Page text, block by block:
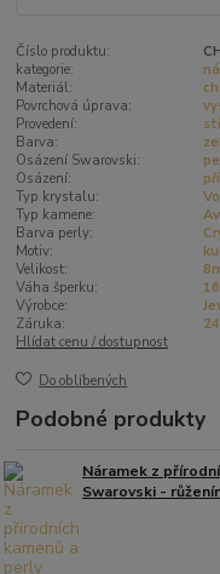
Číslo produktu:
kategorie:
Materiál:
Povrchová úprava:
Provedení:
Barva:
Osázení Swarovski:
Osázení:
Typ krystalu:
Typ kamene:
Barva perly:
Motiv:
Velikost:
Váha šperku:
Výrobce:
Záruka:
Hlídat cenu / dostupnost
Do oblíbených
Podobné produkty
Náramek z
Swarovski -